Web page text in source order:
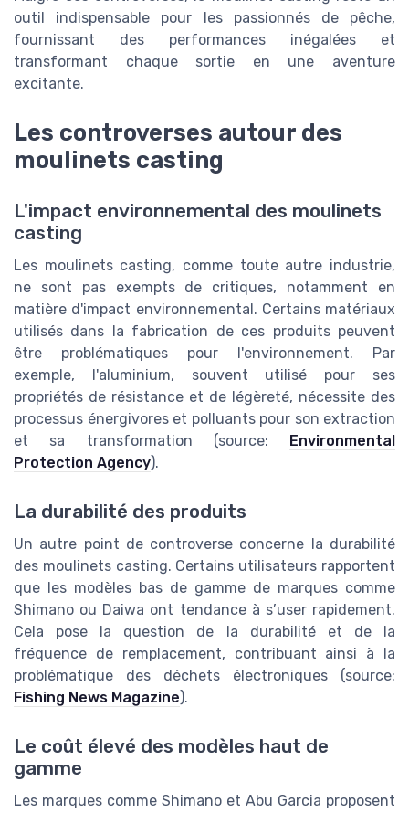
outil indispensable pour les passionnés de pêche,
fournissant des performances inégalées et
transformant chaque sortie en une aventure
excitante.
Les controverses autour des
moulinets casting
L'impact environnemental des moulinets
casting
Les moulinets casting, comme toute autre industrie,
ne sont pas exempts de critiques, notamment en
matière d'impact environnemental. Certains matériaux
utilisés dans la fabrication de ces produits peuvent
être problématiques pour l'environnement. Par
exemple, l'aluminium, souvent utilisé pour ses
propriétés de résistance et de légèreté, nécessite des
processus énergivores et polluants pour son extraction
et sa transformation (source:
Environmental
Protection Agency).
La durabilité des produits
Un autre point de controverse concerne la durabilité
des moulinets casting. Certains utilisateurs rapportent
que les modèles bas de gamme de marques comme
Shimano ou Daiwa ont tendance à s’user rapidement.
Cela pose la question de la durabilité et de la
fréquence de remplacement, contribuant ainsi à la
problématique des déchets électroniques (source:
Fishing News Magazine).
Le coût élevé des modèles haut de
gamme
Les marques comme Shimano et Abu Garcia proposent